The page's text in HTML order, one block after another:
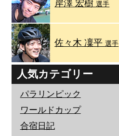
岸澤 宏樹選手
佐々木 凜平選手
人気カテゴリー
パラリンピック
ワールドカップ
合宿日記